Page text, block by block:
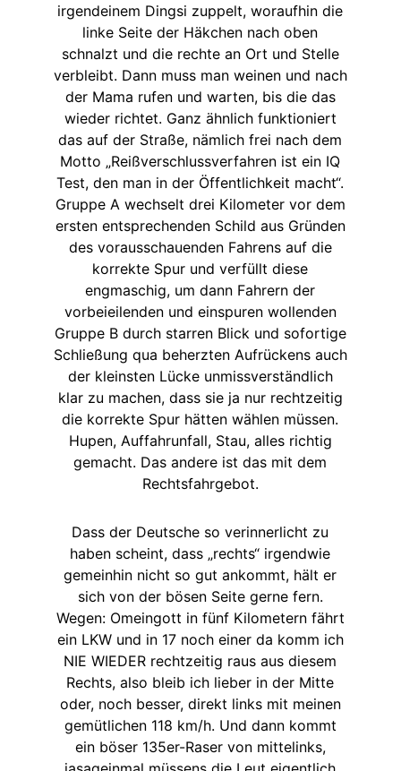
irgendeinem Dingsi zuppelt, woraufhin die
linke Seite der Häkchen nach oben
schnalzt und die rechte an Ort und Stelle
verbleibt. Dann muss man weinen und nach
der Mama rufen und warten, bis die das
wieder richtet. Ganz ähnlich funktioniert
das auf der Straße, nämlich frei nach dem
Motto „Reißverschlussverfahren ist ein IQ
Test, den man in der Öffentlichkeit macht“.
Gruppe A wechselt drei Kilometer vor dem
ersten entsprechenden Schild aus Gründen
des vorausschauenden Fahrens auf die
korrekte Spur und verfüllt diese
engmaschig, um dann Fahrern der
vorbeieilenden und einspuren wollenden
Gruppe B durch starren Blick und sofortige
Schließung qua beherzten Aufrückens auch
der kleinsten Lücke unmissverständlich
klar zu machen, dass sie ja nur rechtzeitig
die korrekte Spur hätten wählen müssen.
Hupen, Auffahrunfall, Stau, alles richtig
gemacht. Das andere ist das mit dem
Rechtsfahrgebot.
Dass der Deutsche so verinnerlicht zu
haben scheint, dass „rechts“ irgendwie
gemeinhin nicht so gut ankommt, hält er
sich von der bösen Seite gerne fern.
Wegen: Omeingott in fünf Kilometern fährt
ein LKW und in 17 noch einer da komm ich
NIE WIEDER rechtzeitig raus aus diesem
Rechts, also bleib ich lieber in der Mitte
oder, noch besser, direkt links mit meinen
gemütlichen 118 km/h. Und dann kommt
ein böser 135er-Raser von mittelinks,